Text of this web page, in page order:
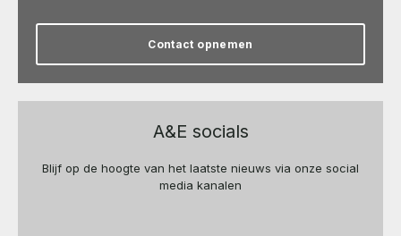
Contact opnemen
A&E socials
Blijf op de hoogte van het laatste nieuws via onze social
media kanalen